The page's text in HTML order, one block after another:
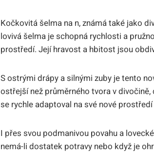
Kočkovitá šelma na n, známá také jako
lovivá šelma je schopná rychlosti a
prostředí. Její hravost a hbitost jsou
S ostrými drápy a silnými zuby je tento
ostřejší než průměrného tvora v
se rychle adaptoval na své nové
I přes svou podmanivou povahu a
nemá-li dostatek potravy nebo když je